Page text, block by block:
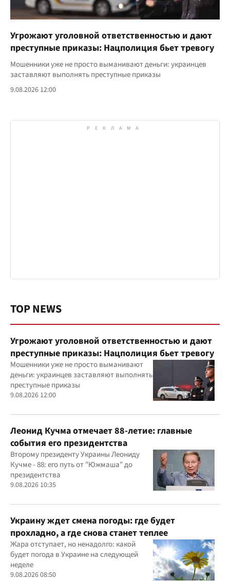
Угрожают уголовной ответственностью и дают
преступные приказы: Нацполиция бьет тревогу
Мошенники уже не просто выманивают деньги: украинцев
заставляют выполнять преступные приказы
9.08.2026 12:00
TOP NEWS
Угрожают уголовной ответственностью и дают
преступные приказы: Нацполиция бьет тревогу
Мошенники уже не просто выманивают
деньги: украинцев заставляют выполнять
преступные приказы
9.08.2026 12:00
Леонид Кучма отмечает 88-летие: главные
события его президентства
Второму президенту Украины Леониду
Кучме - 88: его путь от "Южмаша" до
президентства
9.08.2026 10:35
Украину ждет смена погоды: где будет
прохладно, а где снова станет теплее
Жара отступает, но ненадолго: какой
будет погода в Украине на следующей
неделе
9.08.2026 08:50